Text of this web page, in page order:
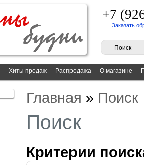
+7
Заказать
Хиты продаж Распродажа О магазине
Главная » Поиск
Поиск
Критерии